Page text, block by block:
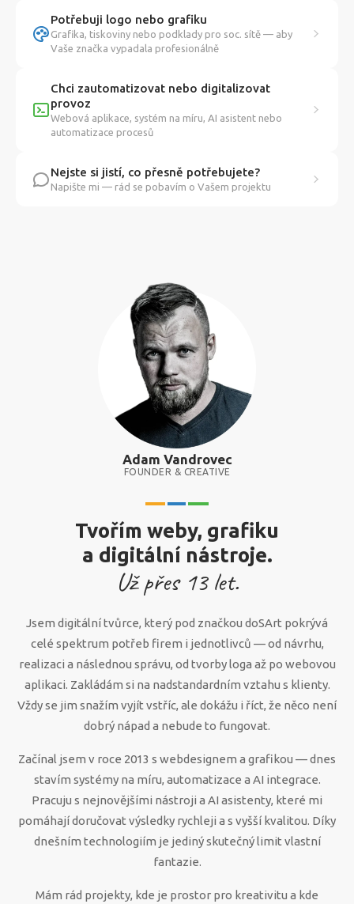
Potřebuji logo nebo grafiku
Grafika, tiskoviny nebo podklady pro soc. sítě — aby
Vaše značka vypadala profesionálně
Chci zautomatizovat nebo digitalizovat
provoz
Webová aplikace, systém na míru, AI asistent nebo
automatizace procesů
Nejste si jistí, co přesně potřebujete?
Napište mi — rád se pobavím o Vašem projektu
Adam Vandrovec
FOUNDER & CREATIVE
Tvořím weby, grafiku
a digitální nástroje.
Už přes 13let.
Jsem digitální tvůrce, který pod značkou doSArt pokrývá
celé spektrum potřeb firem i jednotlivců — od návrhu,
realizaci a následnou správu, od tvorby loga až po webovou
aplikaci. Zakládám si na nadstandardním vztahu s klienty.
Vždy se jim snažím vyjít vstříc, ale dokážu i říct, že něco není
dobrý nápad a nebude to fungovat.
Začínal jsem v roce 2013 s webdesignem a grafikou — dnes
stavím systémy na míru, automatizace a AI integrace.
Pracuju s nejnovějšími nástroji a AI asistenty, které mi
pomáhají doručovat výsledky rychleji a s vyšší kvalitou. Díky
dnešním technologiím je jediný skutečný limit vlastní
fantazie.
Mám rád projekty, kde je prostor pro kreativitu a kde